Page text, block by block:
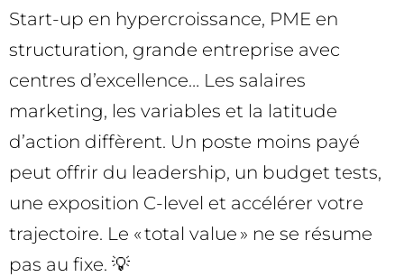
Start-up en hypercroissance, PME en
structuration, grande entreprise avec
centres d’excellence… Les salaires
marketing, les variables et la latitude
d’action diffèrent. Un poste moins payé
peut offrir du leadership, un budget tests,
une exposition C-level et accélérer votre
trajectoire. Le « total value » ne se résume
pas au fixe. 💡